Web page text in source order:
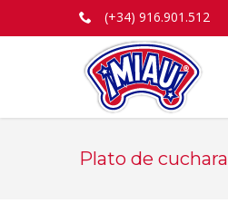
(+34) 916.901.512
Plato de cuchara